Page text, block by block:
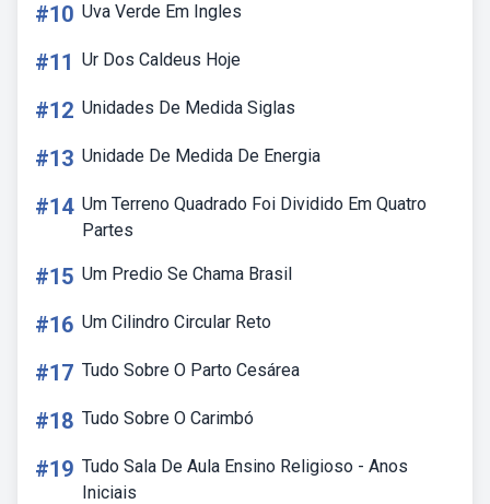
#10 Uva Verde Em Ingles
#11 Ur Dos Caldeus Hoje
#12 Unidades De Medida Siglas
#13 Unidade De Medida De Energia
#14 Um Terreno Quadrado Foi Dividido Em Quatro
Partes
#15 Um Predio Se Chama Brasil
#16 Um Cilindro Circular Reto
#17 Tudo Sobre O Parto Cesárea
#18 Tudo Sobre O Carimbó
#19 Tudo Sala De Aula Ensino Religioso - Anos
Iniciais